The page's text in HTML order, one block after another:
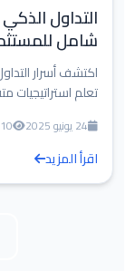
التداول
شامل
اكتشف أسرار
تعلم استراتيجيات
24 يونيو 2025
اقرأ المزيد